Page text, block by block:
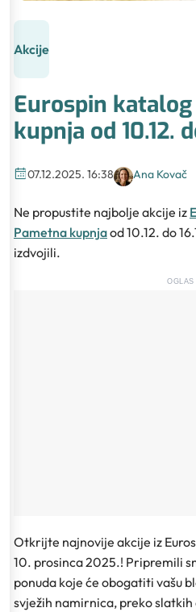
Akcije
Eurospin
kupnja od 10.12.
07.12.2025. 16:38 Ana Kovač
Ne propustite najbolje akcije iz
Pametna kupnjaod 10.12. do
izdvojili.
OGLAS
Otkrijte najnovije akcije iz
10. prosinca 2025.! Pripremili
ponuda koje će obogatiti vašu
svježih namirnica, preko